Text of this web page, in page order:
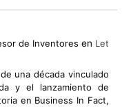
de Inventores en Let
una década vinculado
y el lanzamiento de
en Business In Fact,